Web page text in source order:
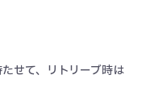
せて、リトリーブ時は